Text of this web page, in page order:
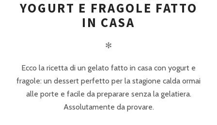
YOGURT E FRAGOLE FATTO
IN CASA
✻
Ecco la ricetta di un gelato fatto in casa con yogurt e
fragole: un dessert perfetto per la stagione calda ormai
alle porte e facile da preparare senza la gelatiera.
Assolutamente da provare.